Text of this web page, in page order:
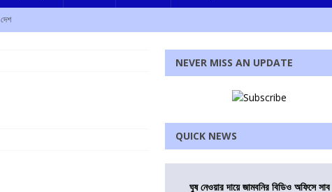
খারিজ করল কলকাতা হাইকোর্ট
ধৃত তরুণ
স্টারের পুত্র সহ দুজনের
NEVER MISS AN UPDATE
QUICK NEWS
ঘুষ নেওয়ার দায়ে জামবনির বিডিও অফিসে সাব